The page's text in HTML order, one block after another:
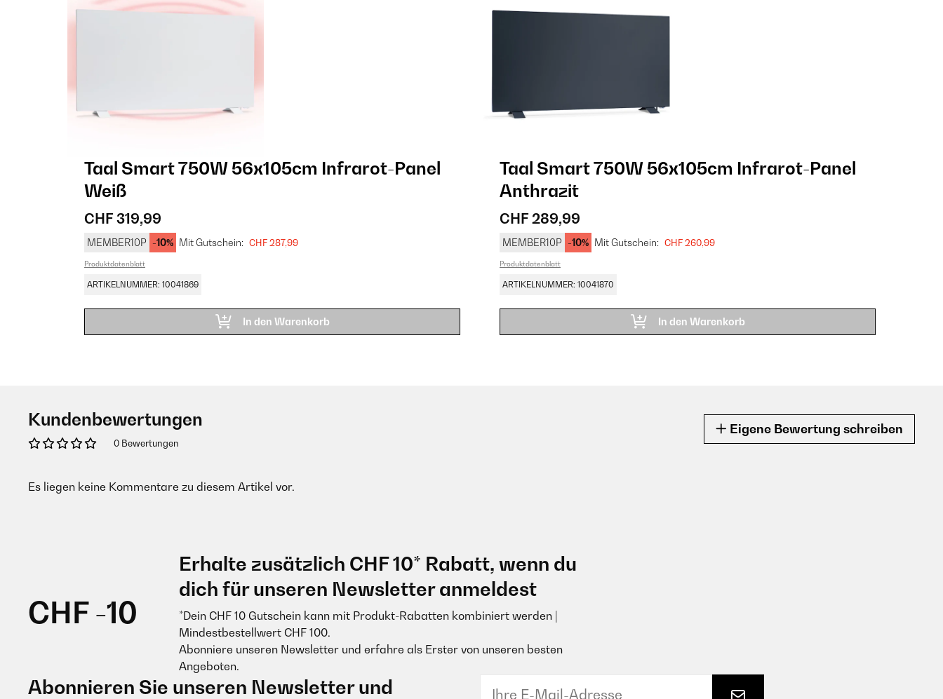
Taal Smart 750W 56x105cm Infrarot-Panel​​
Weiß
CHF 319,99
MEMBER10P -10% Mit Gutschein: CHF 287,99
Produktdatenblatt
ARTIKELNUMMER: 10041869
In den Warenkorb
Taal Smart 750W 56x105cm Infrarot-Panel​​
Anthrazit
CHF 289,99
MEMBER10P -10% Mit Gutschein: CHF 260,99
Produktdatenblatt
ARTIKELNUMMER: 10041870
In den Warenkorb
Kundenbewertungen
0 Bewertungen
Eigene Bewertung schreiben
Es liegen keine Kommentare zu diesem Artikel vor.
CHF -10
Erhalte zusätzlich CHF 10* Rabatt, wenn du
dich für unseren Newsletter anmeldest
*Dein CHF 10 Gutschein kann mit Produkt-Rabatten kombiniert werden |
Mindestbestellwert CHF 100.
Abonniere unseren Newsletter und erfahre als Erster von unseren besten
Angeboten.
Abonnieren Sie unseren Newsletter und